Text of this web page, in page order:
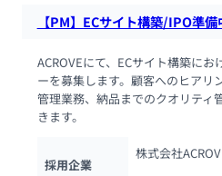
【PM】ECサイト構築/IPO準
ACROVEにて、ECサイト構築に
ーを募集します。顧客へのヒアリ
管理業務、納品までのクオリティ
きます。
採用企業
株式会社